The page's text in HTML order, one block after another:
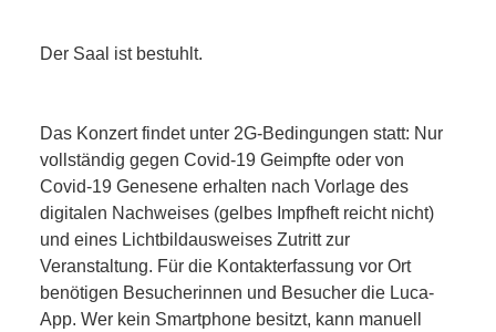
Der Saal ist bestuhlt.
Das Konzert findet unter 2G-Bedingungen statt: Nur
vollständig gegen Covid-19 Geimpfte oder von
Covid-19 Genesene erhalten nach Vorlage des
digitalen Nachweises (gelbes Impfheft reicht nicht)
und eines Lichtbildausweises Zutritt zur
Veranstaltung. Für die Kontakterfassung vor Ort
benötigen Besucherinnen und Besucher die Luca-
App. Wer kein Smartphone besitzt, kann manuell